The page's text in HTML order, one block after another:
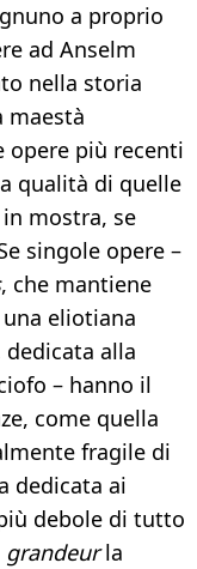
a proprio
ad Anselm
nella storia
maestà
opere più recenti
qualità di quelle
mostra, se
singole opere –
, che mantiene
eliotiana
dedicata alla
– hanno il
come quella
fragile di
dedicata ai
debole di tutto
grandeurla